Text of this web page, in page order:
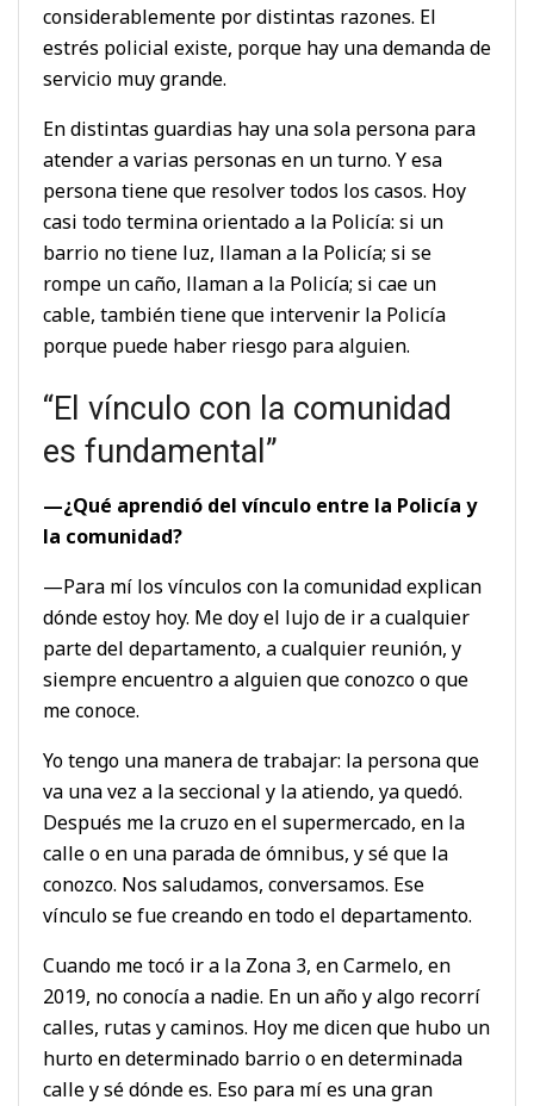
considerablemente por distintas razones. El
estrés policial existe, porque hay una demanda de
servicio muy grande.
En distintas guardias hay una sola persona para
atender a varias personas en un turno. Y esa
persona tiene que resolver todos los casos. Hoy
casi todo termina orientado a la Policía: si un
barrio no tiene luz, llaman a la Policía; si se
rompe un caño, llaman a la Policía; si cae un
cable, también tiene que intervenir la Policía
porque puede haber riesgo para alguien.
“El vínculo con la comunidad
es fundamental”
—¿Qué aprendió del vínculo entre la Policía y
la comunidad?
—Para mí los vínculos con la comunidad explican
dónde estoy hoy. Me doy el lujo de ir a cualquier
parte del departamento, a cualquier reunión, y
siempre encuentro a alguien que conozco o que
me conoce.
Yo tengo una manera de trabajar: la persona que
va una vez a la seccional y la atiendo, ya quedó.
Después me la cruzo en el supermercado, en la
calle o en una parada de ómnibus, y sé que la
conozco. Nos saludamos, conversamos. Ese
vínculo se fue creando en todo el departamento.
Cuando me tocó ir a la Zona 3, en Carmelo, en
2019, no conocía a nadie. En un año y algo recorrí
calles, rutas y caminos. Hoy me dicen que hubo un
hurto en determinado barrio o en determinada
calle y sé dónde es. Eso para mí es una gran